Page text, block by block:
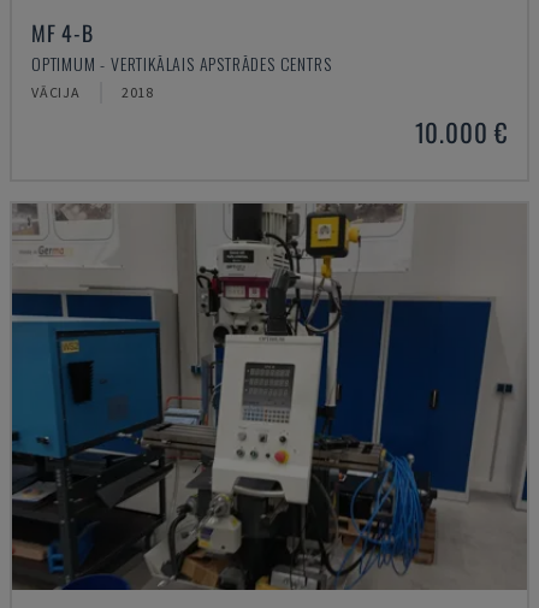
MF 4-B
OPTIMUM - VERTIKĀLAIS APSTRĀDES CENTRS
VĀCIJA 2018
10.000 €